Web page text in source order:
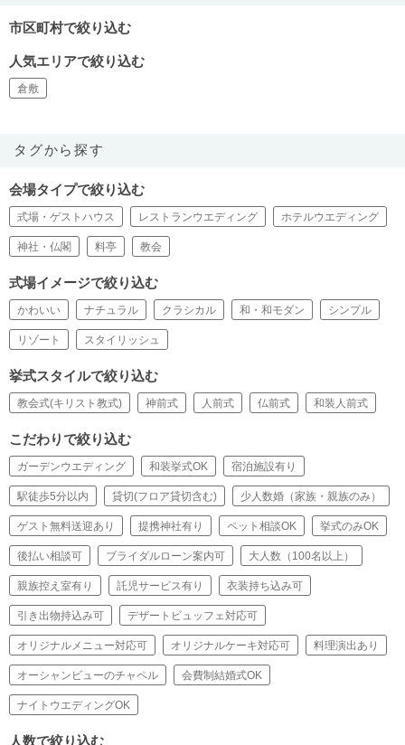
市区町村で絞り込む
人気エリアで絞り込む
倉敷
タグから探す
会場タイプで絞り込む
式場・ゲストハウス レストランウエディング ホテルウエディング
神社・仏閣 料亭 教会
式場イメージで絞り込む
かわいい ナチュラル クラシカル 和・和モダン シンプル
リゾート スタイリッシュ
挙式スタイルで絞り込む
教会式(キリスト教式) 神前式 人前式 仏前式 和装人前式
こだわりで絞り込む
ガーデンウエディング 和装挙式OK 宿泊施設有り
駅徒歩5分以内 貸切(フロア貸切含む) 少人数婚（家族・親族のみ）
ゲスト無料送迎あり 提携神社有り ペット相談OK 挙式のみOK
後払い相談可 ブライダルローン案内可 大人数（100名以上）
親族控え室有り 託児サービス有り 衣装持ち込み可
引き出物持込み可 デザートビュッフェ対応可
オリジナルメニュー対応可 オリジナルケーキ対応可 料理演出あり
オーシャンビューのチャペル 会費制結婚式OK
ナイトウエディングOK
人数で絞り込む